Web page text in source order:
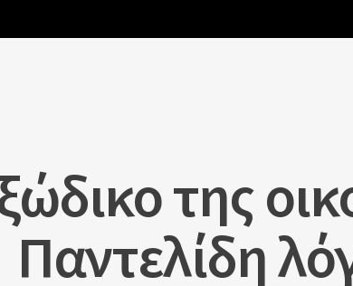
της
Παντελίδη